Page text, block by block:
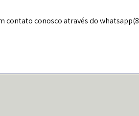
contato conosco através do